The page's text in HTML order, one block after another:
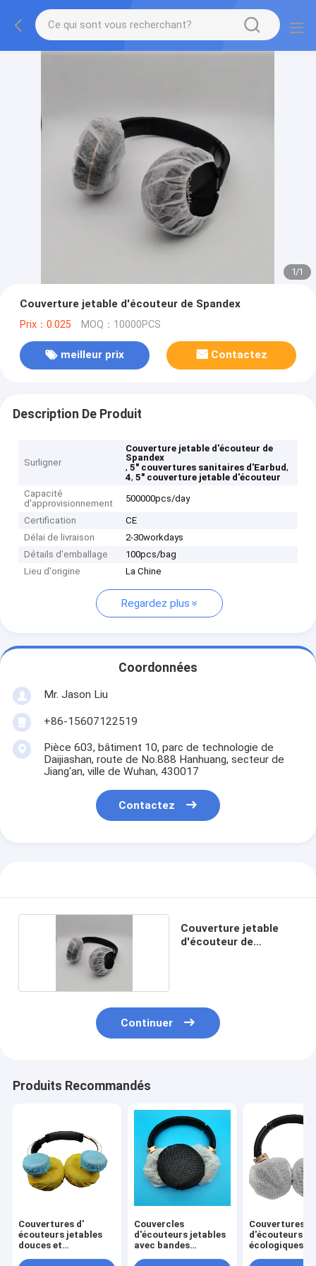
1/1
Couverture jetable d'écouteur de Spandex
Prix：0.025 MOQ：10000PCS
meilleur prix Contactez
Description De Produit
Surligner
Couverture jetable d'écouteur de
Spandex
,5" couvertures sanitaires d'Earbud,
4,5" couverture jetable d'écouteur
Capacité
d'approvisionnement
500000pcs/day
Certification
CE
Délai de livraison
2-30workdays
Détails d'emballage
100pcs/bag
Lieu d'origine
La Chine
Regardez plus
Coordonnées
Mr. Jason Liu
+86-15607122519
Pièce 603, bâtiment 10, parc de technologie de
Daijiashan, route de No.888 Hanhuang, secteur de
Jiang'an, ville de Wuhan, 430017
Contactez
Couverture jetable
d'écouteur de
Continuer
Produits Recommandés
Couvertures d'
écouteurs jetables
douces et
Couvercles
d'écouteurs jetables
avec bandes
Couvertures
d'écouteurs
écologiques